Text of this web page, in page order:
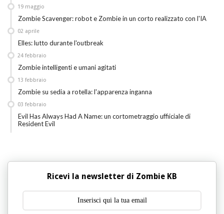
Zombie Scavenger: robot e Zombie in un corto realizzato con l'IA
19 maggio
Elles: lutto durante l'outbreak
02 aprile
Zombie intelligenti e umani agitati
24 febbraio
Zombie su sedia a rotella: l'apparenza inganna
13 febbraio
Evil Has Always Had A Name: un cortometraggio uffiiciale di
Resident Evil
03 febbraio
Ricevi la newsletter di Zombie KB